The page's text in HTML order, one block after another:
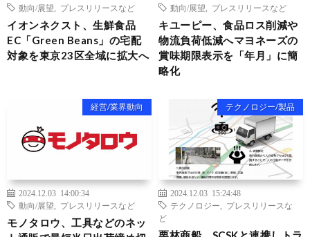
動向/展望
プレスリリースなど
イオンネクスト、生鮮食品
EC「Green Beans」の宅配
対象を東京23区全域に拡大へ
動向/展望
プレスリリースなど
キユーピー、食品ロス削減や
物流負荷低減へマヨネーズの
賞味期限表示を「年月」に簡
略化
経営/業界動向
2024.12.03 14:00:34
動向/展望
プレスリリースなど
モノタロウ、工具などのネッ
テクノロジー/製品
2024.12.03 15:24:48
テクノロジー
プレスリリースな
ど